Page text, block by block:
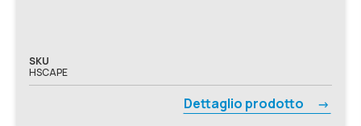
SKU
HSCAPE
Dettaglio prodotto